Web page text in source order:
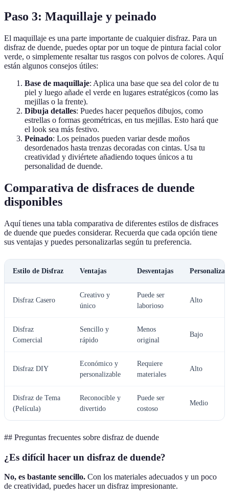
Paso 3: Maquillaje y peinado
El maquillaje es una parte importante de cualquier disfraz. Para un
disfraz de duende, puedes optar por un toque de pintura facial color
verde, o simplemente resaltar tus rasgos con polvos de colores. Aquí
están algunos consejos útiles:
Base de maquillaje: Aplica una base que sea del color de tu
piel y luego añade el verde en lugares estratégicos (como las
mejillas o la frente).
Dibuja detalles: Puedes hacer pequeños dibujos, como
estrellas o formas geométricas, en tus mejillas. Esto hará que
el look sea más festivo.
Peinado: Los peinados pueden variar desde moños
desordenados hasta trenzas decoradas con cintas. Usa tu
creatividad y diviértete añadiendo toques únicos a tu
personalidad de duende.
Comparativa de disfraces de duende
disponibles
Aquí tienes una tabla comparativa de diferentes estilos de disfraces
de duende que puedes considerar. Recuerda que cada opción tiene
sus ventajas y puedes personalizarlas según tu preferencia.
Estilo de Disfraz Ventajas Desventajas
Disfraz Casero
Creativo y
único
Puede ser
laborioso
Alto
Disfraz
Comercial
Sencillo y
rápido
Menos
original
Bajo
Disfraz DIY
Económico y
personalizable
Requiere
materiales
Alto
Disfraz de Tema
(Película)
Reconocible y
divertido
Puede ser
costoso
Medio
## Preguntas frecuentes sobre disfraz de duende
¿Es difícil hacer un disfraz de duende?
No, es bastante sencillo. Con los materiales adecuados y un poco
de creatividad, puedes hacer un disfraz impresionante.